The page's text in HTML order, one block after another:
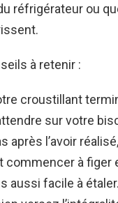
réfrigérateur ou
à retenir :
croustillant
sur votre
après l’avoir
commencer à figer
aussi facile à étaler.